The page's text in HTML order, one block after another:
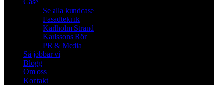
Case
Se alla kundcase
Fasadteknik
Karlholm Strand
Karlssons Rör
PR & Media
Så jobbar vi
Blogg
Om oss
Kontakt